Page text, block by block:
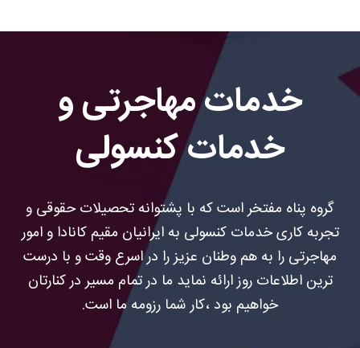
خدمات مهاجرتی و
خدمات کنسولی
گروه پناه مفتخر است که با پشتوانه تحصیلات حقوقی و
تجربه کاری خدمات کنسولی به ایرانیان مقیم کانادا و امور
مهاجرتی را به هم وطنان عزیز را در اسرع وقت و با درست
ترین اطلاعات روز ارائه نماید ما در تمام مسیر در کنارتان
خواهیم بود ،کار شما رزومه ما است.